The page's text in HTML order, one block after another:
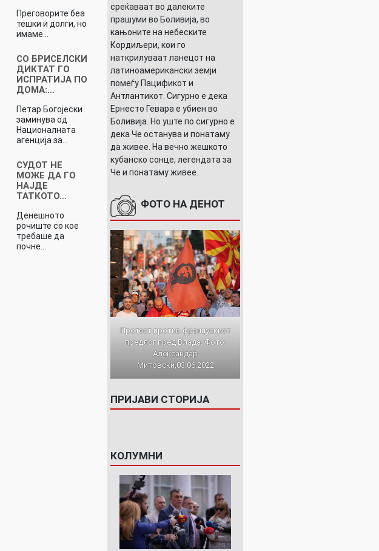
Преговорите беа
тешки и долги, но
имаме…
СО БРИСЕЛСКИ
ДИКТАТ ГО
ИСПРАТИЈА ПО
ДОМА:…
Петар Богојески
заминува од
Националната
агенција за…
СУДОТ НЕ
МОЖЕ ДА ГО
НАЈДЕ
ТАТКОТО…
Денешното
рочиште со кое
требаше да
почне…
среќаваат во далеките
прашуми во Боливија, во
кањоните на небеските
Кордиљери, кои го
наткрилуваат ланецот на
латиноамерикански земји
помеѓу Пацификот и
Антлантикот. Сигурно е дека
Ернесто Гевара е убиен во
Боливија. Но уште по сигурно е
дека Че останува и понатаму
да живее. На вечно жешкото
кубанско сонце, легендата за
Че и понатаму живее.
ФОТО НА ДЕНОТ
Протест против францускиот
предлог пред Влада. Фото:
Александар
Митовски,03.06.2022
ПРИЈАВИ СТОРИЈА
КОЛУМНИ